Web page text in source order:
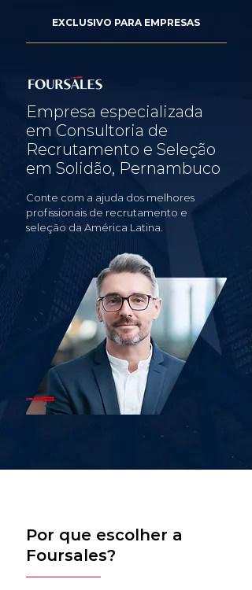
EXCLUSIVO PARA EMPRESAS
Empresa especializada
em Consultoria de
Recrutamento e Seleção
em Solidão, Pernambuco
Conte com a ajuda dos melhores
profissionais de recrutamento e
seleção da América Latina.
Por que escolher a
Foursales?